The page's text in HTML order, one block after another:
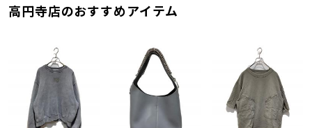
高円寺店のおすすめアイテム